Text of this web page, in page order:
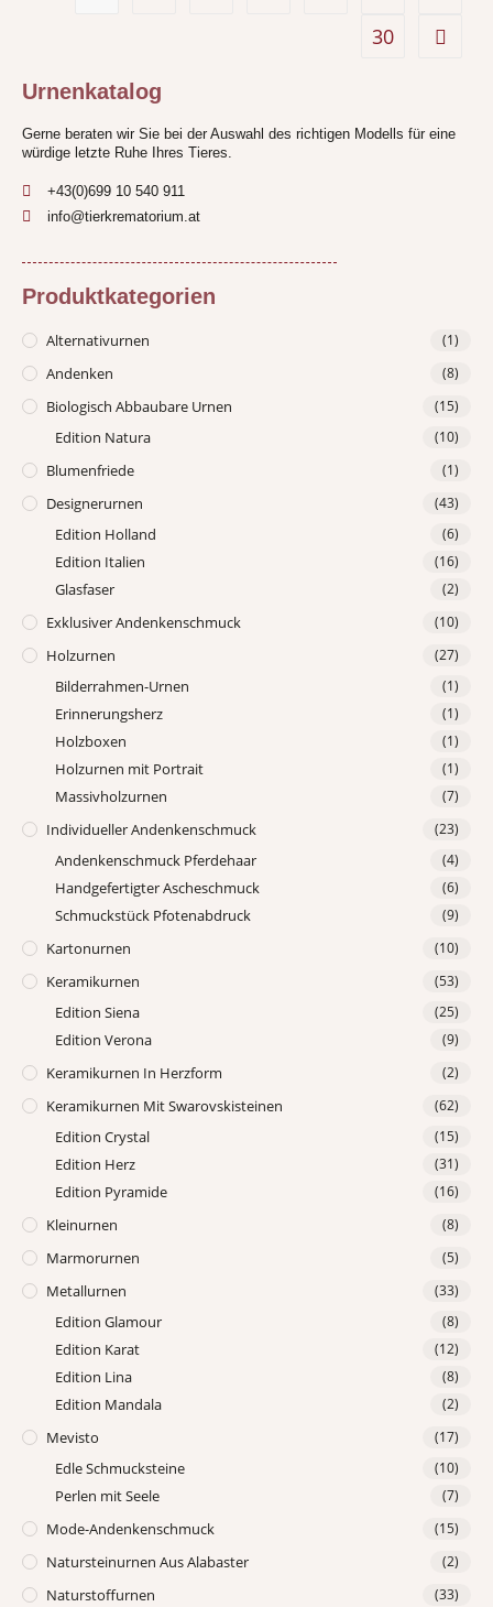
30
Urnenkatalog
Gerne beraten wir Sie bei der Auswahl des richtigen Modells für eine
würdige letzte Ruhe Ihres Tieres.
+43(0)699 10 540 911
info@tierkrematorium.at
Produktkategorien
Alternativurnen (1)
Andenken (8)
Biologisch Abbaubare Urnen (15)
Edition Natura (10)
Blumenfriede (1)
Designerurnen (43)
Edition Holland (6)
Edition Italien (16)
Glasfaser (2)
Exklusiver Andenkenschmuck (10)
Holzurnen (27)
Bilderrahmen-Urnen (1)
Erinnerungsherz (1)
Holzboxen (1)
Holzurnen mit Portrait (1)
Massivholzurnen (7)
Individueller Andenkenschmuck (23)
Andenkenschmuck Pferdehaar (4)
Handgefertigter Ascheschmuck (6)
Schmuckstück Pfotenabdruck (9)
Kartonurnen (10)
Keramikurnen (53)
Edition Siena (25)
Edition Verona (9)
Keramikurnen In Herzform (2)
Keramikurnen Mit Swarovskisteinen (62)
Edition Crystal (15)
Edition Herz (31)
Edition Pyramide (16)
Kleinurnen (8)
Marmorurnen (5)
Metallurnen (33)
Edition Glamour (8)
Edition Karat (12)
Edition Lina (8)
Edition Mandala (2)
Mevisto (17)
Edle Schmucksteine (10)
Perlen mit Seele (7)
Mode-Andenkenschmuck (15)
Natursteinurnen Aus Alabaster (2)
Naturstoffurnen (33)